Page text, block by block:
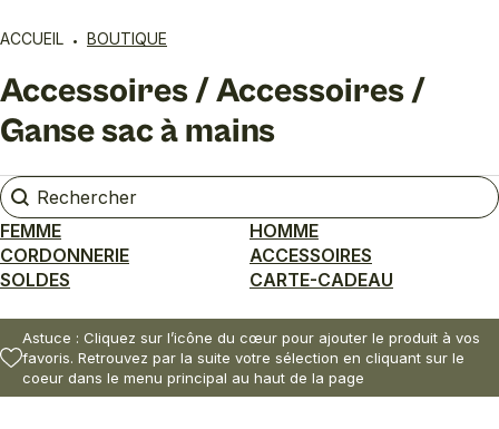
ACCUEIL BOUTIQUE
Accessoires / Accessoires /
Ganse sac à mains
Rechercher
Rechercher
FEMME
HOMME
CORDONNERIE
ACCESSOIRES
SOLDES
CARTE-CADEAU
Astuce : Cliquez sur l’icône du cœur pour ajouter le produit à vos
favoris. Retrouvez par la suite votre sélection en cliquant sur le
coeur dans le menu principal au haut de la page